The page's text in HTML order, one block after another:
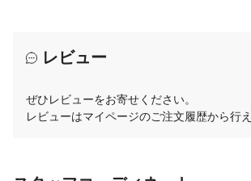
レビュー
ぜひレビューをお寄せください。
レビューはマイページのご注文履歴から行え